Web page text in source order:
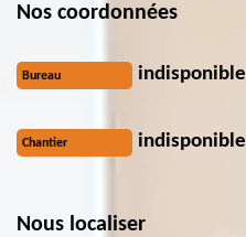
Nos coordonnées
Bureau indisponible
Chantier indisponible
Nous localiser